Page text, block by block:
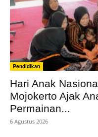
Pendidikan
Hari Anak
Mojokerto Ajak
Permainan...
6 Agustus 2026